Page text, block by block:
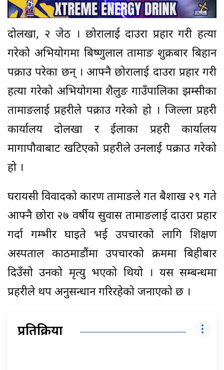
दोलखा, २ जेठ । छोरालाई दाउरा प्रहार गरी हत्या
गरेको अभियोगमा बिष्णुलाल तामाङ शुक्रबार बिहान
पक्राउ परेका छन् । आफ्नै छोरालाई दाउरा प्रहार गरी
हत्या गरेको अभियोगमा शैलुङ गाउँपालिका झम्सीका
तामाङलाई प्रहरीले पक्राउ गरेको हो । जिल्ला प्रहरी
कार्यालय दोलखा र ईलाका प्रहरी कार्यालय
मागापौवाबाट खटिएको प्रहरीले उनलाई पक्राउ गरेको
हो ।
घरायसी विवादको कारण तामाङले गत बैशाख २९ गते
आफ्नै छोरा २७ वर्षीय सुवास तामाङलाई दाउरा प्रहार
गर्दा गम्भीर घाइते भई उपचारको लागि शिक्षण
अस्पताल काठमाडौंमा उपचारको क्रममा बिहीबार
दिउँसो उनको मृत्यु भएको थियो । यस सम्बन्धमा
प्रहरीले थप अनुसन्धान गरिरहेको जनाएको छ ।
प्रतिक्रिया